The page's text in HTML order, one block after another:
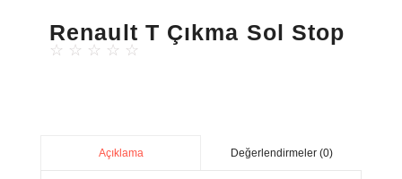
Renault T Çıkma Sol Stop
☆ ☆ ☆ ☆ ☆
Açıklama Değerlendirmeler (0)